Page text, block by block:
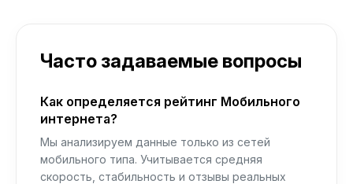
Часто задаваемые вопросы
Как определяется рейтинг Мобильного
интернета?
Мы анализируем данные только из сетей
мобильного типа. Учитывается средняя
скорость, стабильность и отзывы реальных